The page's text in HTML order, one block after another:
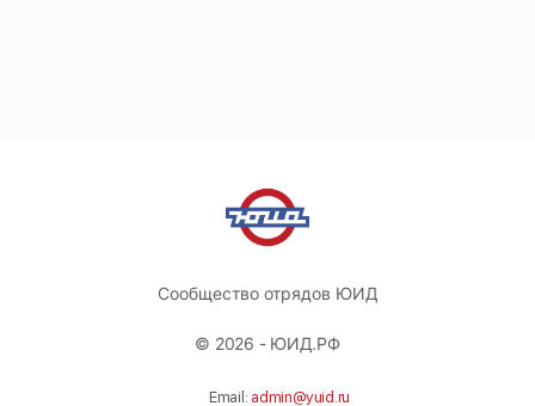
Сообщество отрядов ЮИД
© 2026 - ЮИД.РФ
Email: admin@yuid.ru